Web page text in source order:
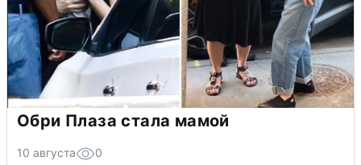
Обри Плаза стала мамой
10 августа 0